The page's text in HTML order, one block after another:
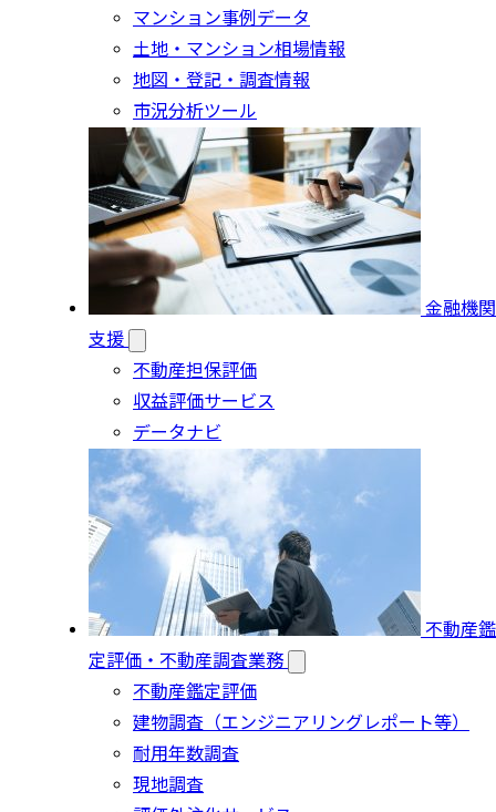
マンション事例データ
土地・マンション相場情報
地図・登記・調査情報
市況分析ツール
金融機関
支援
不動産担保評価
収益評価サービス
データナビ
不動産鑑
定評価・不動産調査業務
不動産鑑定評価
建物調査（エンジニアリングレポート等）
耐用年数調査
現地調査